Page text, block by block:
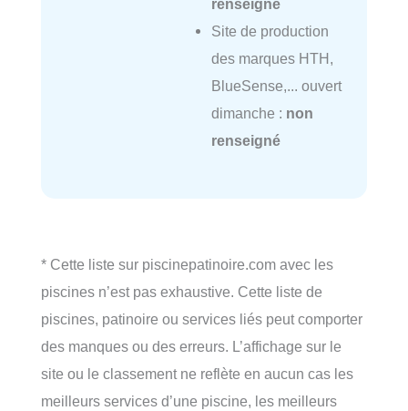
renseigné
Site de production
des marques HTH,
BlueSense,... ouvert
dimanche : non
renseigné
* Cette liste sur piscinepatinoire.com avec les
piscines n’est pas exhaustive. Cette liste de
piscines, patinoire ou services liés peut comporter
des manques ou des erreurs. L’affichage sur le
site ou le classement ne reflète en aucun cas les
meilleurs services d’une piscine, les meilleurs